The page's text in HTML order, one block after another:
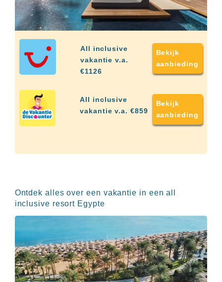
All inclusive
vakantie v.a.
€1126
Bekijk
aanbieding
All inclusive
vakantie v.a. €859
Bekijk
aanbieding
Ontdek alles over een vakantie in een all
inclusive resort Egypte